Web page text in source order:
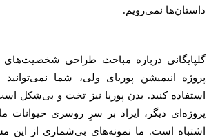
نمی‌رویم.
درباره مباحث طراحی شخصیت‌های
انیمیشن پوریای ولی، شما
کنید. بدن پوریا نیز تخت و بی‌شکل است
دیگر، ایراد بر سرِ روسری حیوانات
است. ما نمونه‌های بی‌شماری از این